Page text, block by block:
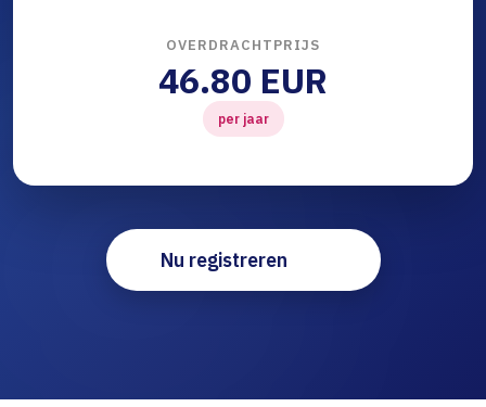
OVERDRACHTPRIJS
46.80 EUR
per jaar
Nu registreren